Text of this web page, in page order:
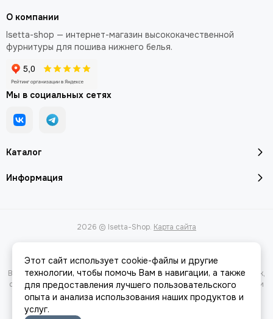
Каталог
Информация
О компании
Isetta-shop — интернет-магазин высококачественной
фурнитуры для пошива нижнего белья.
Мы в социальных сетях
2026 © Isetta-Shop. Карта сайта
Вся представленная на сайте информация, касающаяся характеристик,
стоимости товаров и услуг, носит информационный характер и ни при
каких условиях не является публичной офертой, определяемой
положениями Статьи 437(2) Гражданского кодекса РФ.
Этот сайт использует cookie-файлы и другие
технологии, чтобы помочь Вам в навигации, а также
для предоставления лучшего пользовательского
опыта и анализа использования наших продуктов и
услуг.